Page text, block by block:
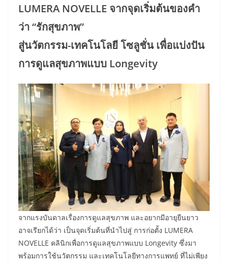
LUMERA NOVELLE จากจุดเริ่มต้นของคำ
ว่า “รักสุขภาพ”
สู่นวัตกรรม-เทคโนโลยี โซลูชั่น เพื่อแบ่งปัน
การดูแลสุขภาพแบบ Longevity
​จากแรงบันดาลเรื่องการดูแลสุขภาพ และอยากมีอายุยืนยาว
อาจเรียกได้ว่า เป็นจุดเริ่มต้นที่นำไปสู่ การก่อตั้ง LUMERA
NOVELLE คลินิกเพื่อการดูแลสุขภาพแบบ Longevity ซึ่งมา
พร้อมการใช้นวัตกรรม และเทคโนโลยีทางการแพทย์ ที่ไม่เพียง